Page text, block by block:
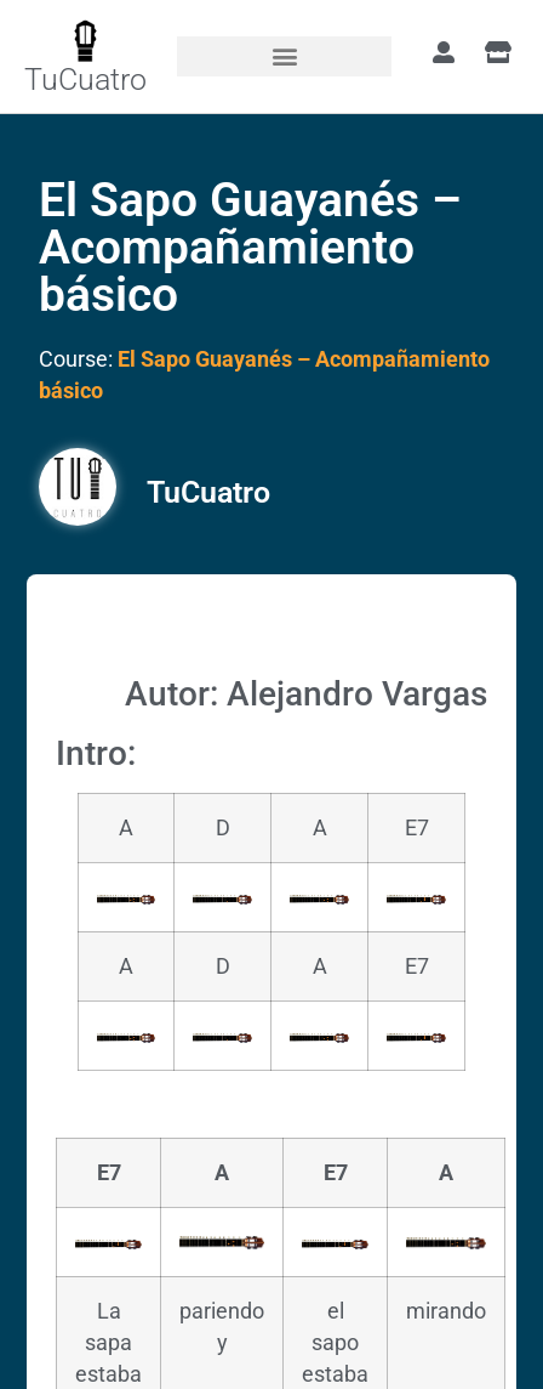
TuCuatro
El Sapo Guayanés –
Acompañamiento
básico
Course: El Sapo Guayanés – Acompañamiento
básico
TuCuatro
Autor: Alejandro Vargas
Intro:
A D A E7
A D A E7
E7 A E7 A
La
sapa
estaba
pariendo
y
el
sapo
estaba
mirando